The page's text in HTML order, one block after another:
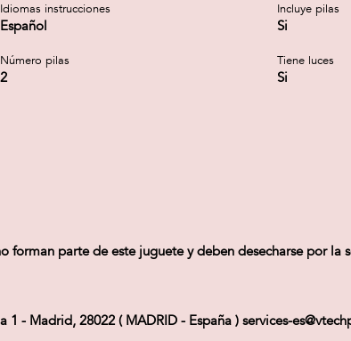
Idiomas instrucciones
Español
Incluye pilas
Si
Número pilas
2
Tiene luces
Si
parte de este juguete y deben desecharse por la
- Madrid, 28022 ( MADRID - España ) services-